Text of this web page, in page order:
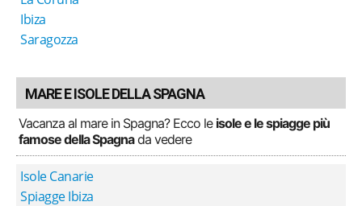
Ibiza
Saragozza
MARE E ISOLE DELLA SPAGNA
Vacanza al mare in Spagna? Ecco le isole e le spiagge più
famose della Spagnada vedere
Isole Canarie
Spiagge Ibiza